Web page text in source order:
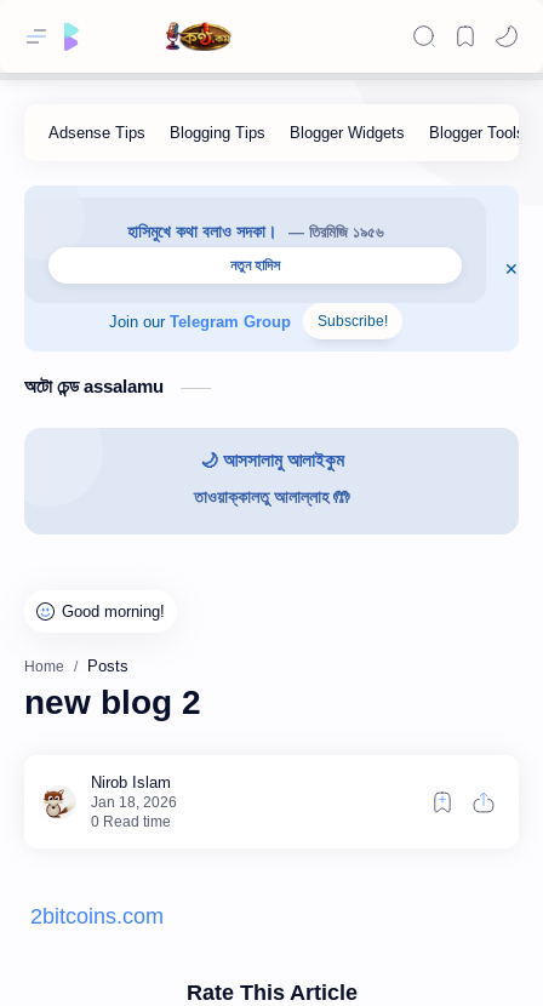
হাসিমুখে কথা বলাও সদকা। — তিরমিজি ১৯৫৬
নতুন হাদিস
Join our Telegram Group Subscribe!
অটো চেন্ড assalamu
🌙 আসসালামু আলাইকুম
তাওয়াক্কালতু আলাল্লাহ 🤲
Home Posts
new blog 2
0 Read time
2bitcoins.com
Rate This Article